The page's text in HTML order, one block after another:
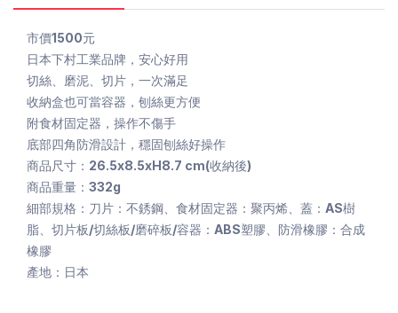
市價1500元
日本下村工業品牌，安心好用
切絲、磨泥、切片，一次滿足
收納盒也可當容器，刨絲更方便
附食材固定器，操作不傷手
底部四角防滑設計，穩固刨絲好操作
商品尺寸：26.5x8.5xH8.7 cm(收納後)
商品重量：332g
細部規格：刀片：不銹鋼、食材固定器：聚丙烯、蓋：AS樹
脂、切片板/切絲板/磨碎板/容器：ABS塑膠、防滑橡膠：合成
橡膠
產地：日本